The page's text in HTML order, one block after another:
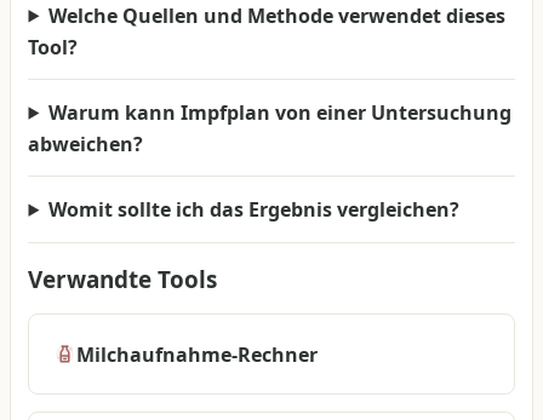
Welche Quellen und Methode verwendet dieses
Tool?
Warum kann Impfplan von einer Untersuchung
abweichen?
Womit sollte ich das Ergebnis vergleichen?
Verwandte Tools
Milchaufnahme-Rechner